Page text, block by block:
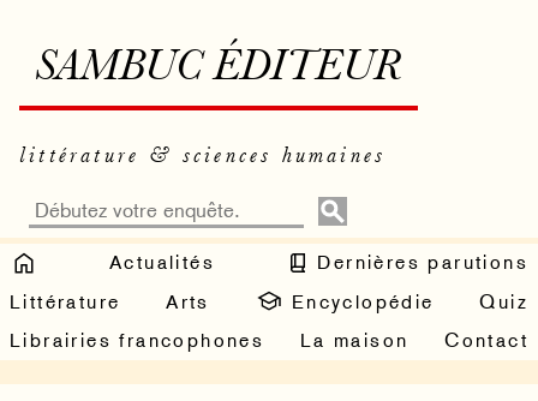
SAMBUC ÉDITEUR
littérature & sciences humaines
Actualités
Dernières parutions
Littérature
Arts Encyclopédie
Quiz
Librairies francophones
La maison Contact